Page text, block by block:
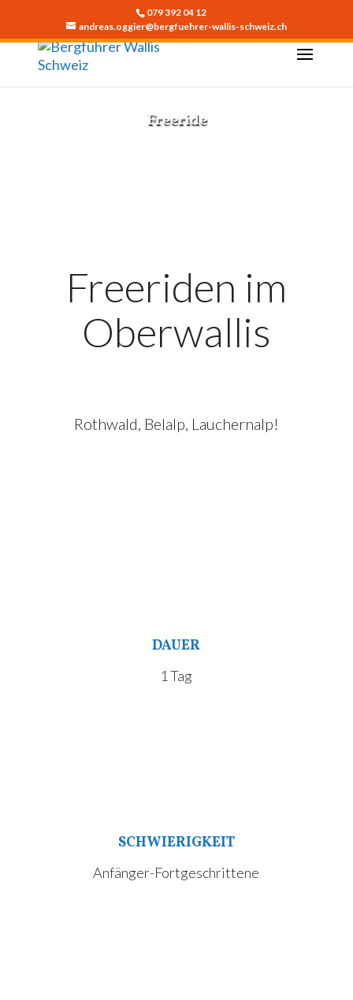
079 392 04 12
andreas.oggier@bergfuehrer-wallis-schweiz.ch
Freeride
Freeriden im
Oberwallis
Rothwald, Belalp, Lauchernalp!
DAUER
1 Tag
SCHWIERIGKEIT
Anfänger-Fortgeschrittene